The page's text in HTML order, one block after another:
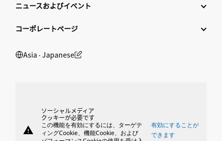
ニュースおよびイベント
コーポレートページ
Asia ‧ Japanese
warning
ソーシャルメディア
クッキーが必要です
この機能を有効にするには、ターゲテ
ィングCookie、機能Cookie、および
有効にすることが
できます